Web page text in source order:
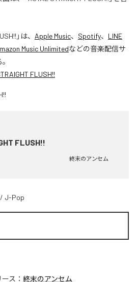
」は、 Apple Music、 Spotify、 LINE
Music Unlimitedなどの音楽配信サ
FLUSH!!
FLUSH!!
終末のアンセム
/ J-Pop
ス： 終末のアンセム